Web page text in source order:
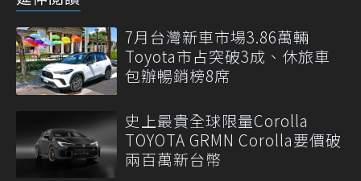
7月台灣新車市場3.86萬輛
Toyota市占突破3成、休旅車
包辦暢銷榜8席
史上最貴全球限量Corolla
TOYOTA GRMN Corolla要價破
兩百萬新台幣